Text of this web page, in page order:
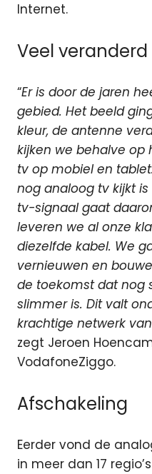
Internet.
Veel veranderd
“Er is door de jaren
gebied. Het beeld
kleur, de antenne
kijken we behalve op
tv op mobiel en
nog analoog tv kijkt
tv-signaal gaat
leveren we al onze
diezelfde kabel. We
vernieuwen en
de toekomst dat nog
slimmer is. Dit valt
krachtige netwerk
zegt Jeroen
VodafoneZiggo.
Afschakeling
Eerder vond de
in meer dan 17